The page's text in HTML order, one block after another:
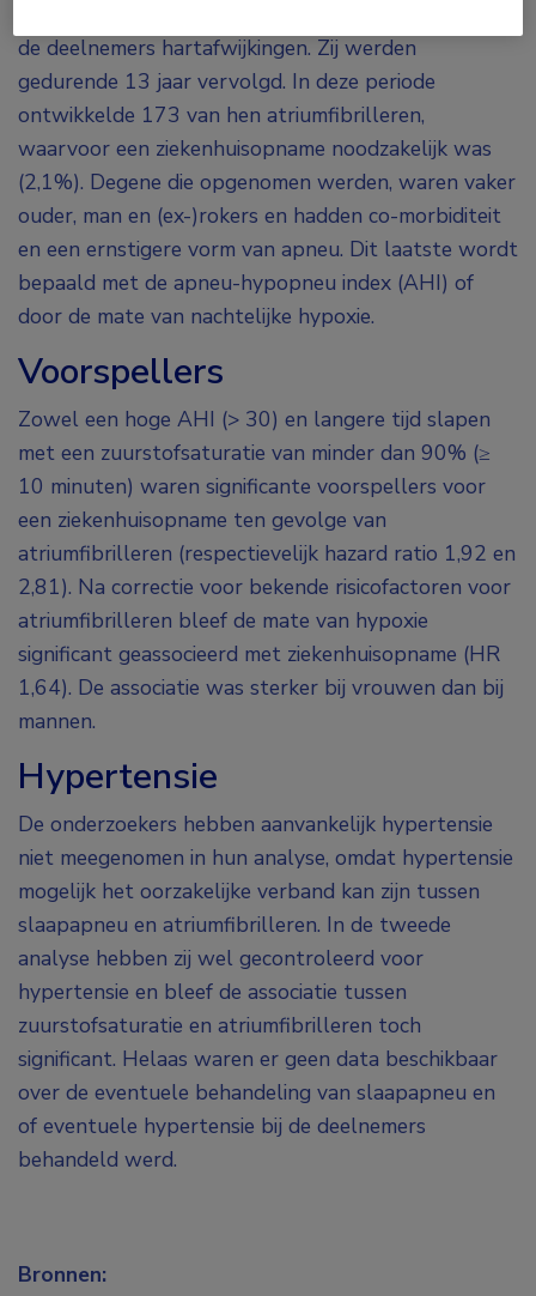
de deelnemers hartafwijkingen. Zij werden
gedurende 13 jaar vervolgd. In deze periode
ontwikkelde 173 van hen atriumfibrilleren,
waarvoor een ziekenhuisopname noodzakelijk was
(2,1%). Degene die opgenomen werden, waren vaker
ouder, man en (ex-)rokers en hadden co-morbiditeit
en een ernstigere vorm van apneu. Dit laatste wordt
bepaald met de apneu-hypopneu index (AHI) of
door de mate van nachtelijke hypoxie.
Voorspellers
Zowel een hoge AHI (> 30) en langere tijd slapen
met een zuurstofsaturatie van minder dan 90% (≥
10 minuten) waren significante voorspellers voor
een ziekenhuisopname ten gevolge van
atriumfibrilleren (respectievelijk hazard ratio 1,92 en
2,81). Na correctie voor bekende risicofactoren voor
atriumfibrilleren bleef de mate van hypoxie
significant geassocieerd met ziekenhuisopname (HR
1,64). De associatie was sterker bij vrouwen dan bij
mannen.
Hypertensie
De onderzoekers hebben aanvankelijk hypertensie
niet meegenomen in hun analyse, omdat hypertensie
mogelijk het oorzakelijke verband kan zijn tussen
slaapapneu en atriumfibrilleren. In de tweede
analyse hebben zij wel gecontroleerd voor
hypertensie en bleef de associatie tussen
zuurstofsaturatie en atriumfibrilleren toch
significant. Helaas waren er geen data beschikbaar
over de eventuele behandeling van slaapapneu en
of eventuele hypertensie bij de deelnemers
behandeld werd.
Bronnen: